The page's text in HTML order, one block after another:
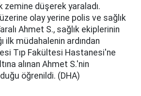
zemine düşerek yaraladı.
olay yerine polis ve sağlık
Ahmet S., sağlık ekiplerinin
ilk müdahalenin ardından
Tıp Fakültesi Hastanesi'ne
alınan Ahmet S.'nin
öğrenildi. (DHA)